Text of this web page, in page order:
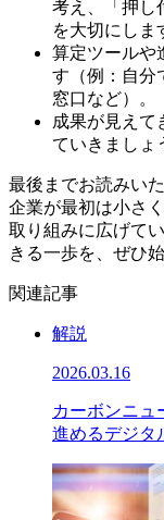
考え、「押し
を大切にしま
算定ツールや
す（例：自分
窓口など）。
成果が見えて
ていきましょ
最後までお読みい
企業が最初は小さ
取り組みに広げて
きる一歩を、ぜひ
関連記事
解説
2026.03.16
カーボンニュ
進めるデジタ